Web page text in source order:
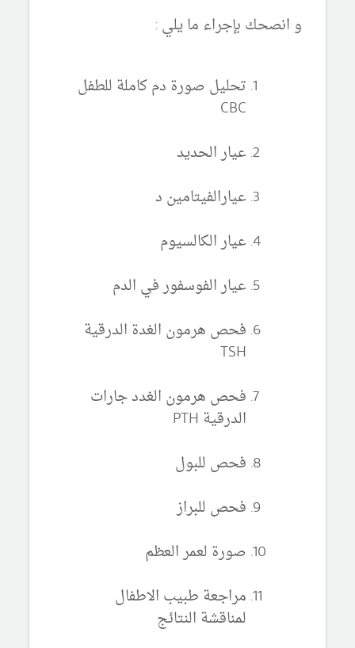
و انصحك بإجراء ما يلي :
تحليل صورة دم كاملة للطفل
CBC
عيار الحديد
عيارالفيتامين د
عيار الكالسيوم
عيار الفوسفور في الدم
فحص هرمون الغدة الدرقية
TSH
فحص هرمون الغدد جارات
الدرقية PTH
فحص للبول
فحص للبراز
صورة لعمر العظم
مراجعة طبيب الاطفال
لمناقشة النتائج